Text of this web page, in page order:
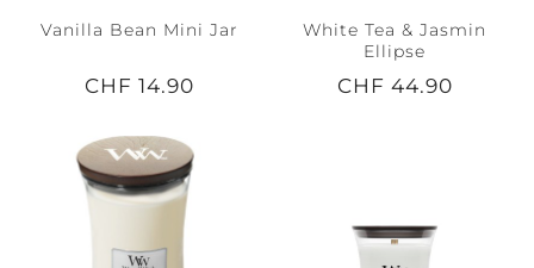
Vanilla Bean Mini Jar
CHF 14.90
White Tea & Jasmin
Ellipse
CHF 44.90